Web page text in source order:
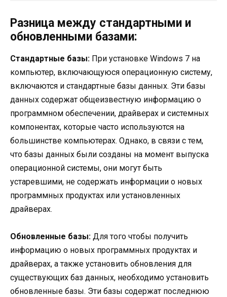
Разница между стандартными и
обновленными базами:
Стандартные базы: При установке Windows 7 на
компьютер, включающуюся операционную систему,
включаются и стандартные базы данных. Эти базы
данных содержат общеизвестную информацию о
программном обеспечении, драйверах и системных
компонентах, которые часто используются на
большинстве компьютерах. Однако, в связи с тем,
что базы данных были созданы на момент выпуска
операционной системы, они могут быть
устаревшими, не содержать информации о новых
программных продуктах или установленных
драйверах.
Обновленные базы: Для того чтобы получить
информацию о новых программных продуктах и
драйверах, а также установить обновления для
существующих баз данных, необходимо установить
обновленные базы. Эти базы содержат последнюю